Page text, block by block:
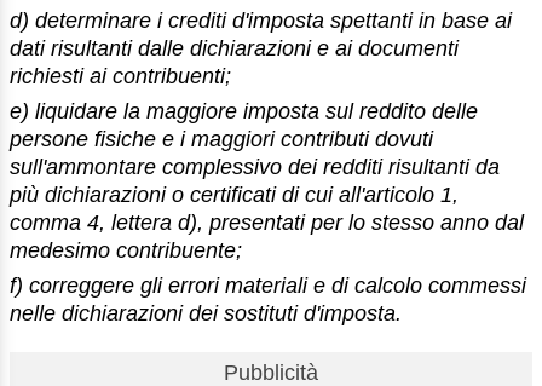
d) determinare i crediti d'imposta spettanti in base ai
dati risultanti dalle dichiarazioni e ai documenti
richiesti ai contribuenti;
e) liquidare la maggiore imposta sul reddito delle
persone fisiche e i maggiori contributi dovuti
sull'ammontare complessivo dei redditi risultanti da
più dichiarazioni o certificati di cui all'articolo 1,
comma 4, lettera d), presentati per lo stesso anno dal
medesimo contribuente;
f) correggere gli errori materiali e di calcolo commessi
nelle dichiarazioni dei sostituti d'imposta.
Pubblicità